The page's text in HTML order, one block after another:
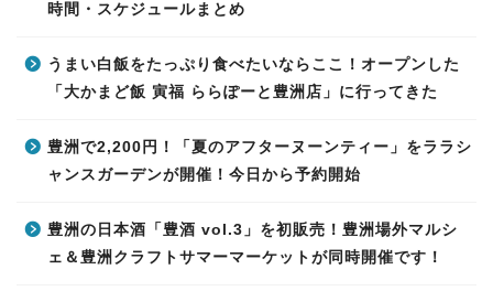
時間・スケジュールまとめ
うまい白飯をたっぷり食べたいならここ！オープンした
「大かまど飯 寅福 ららぽーと豊洲店」に行ってきた
豊洲で2,200円！「夏のアフターヌーンティー」をララシ
ャンスガーデンが開催！今日から予約開始
豊洲の日本酒「豊酒 vol.3」を初販売！豊洲場外マルシ
ェ＆豊洲クラフトサマーマーケットが同時開催です！